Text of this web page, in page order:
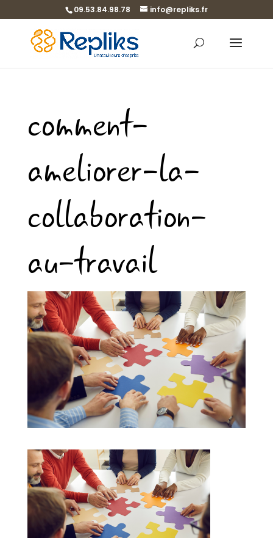
09.53.84.98.78 info@repliks.fr
comment-
ameliorer-la-
collaboration-
au-travail